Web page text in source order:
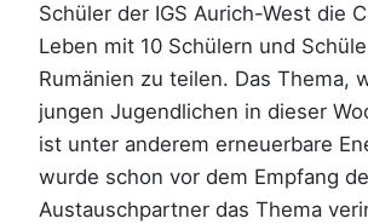
Schüler der IGS Aurich-West die
Leben mit 10 Schülern und
Rumänien zu teilen. Das Thema,
jungen Jugendlichen in dieser
ist unter anderem erneuerbare
wurde schon vor dem Empfang
Austauschpartner das Thema